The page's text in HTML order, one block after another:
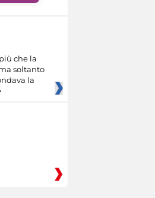
che la
soltanto
la